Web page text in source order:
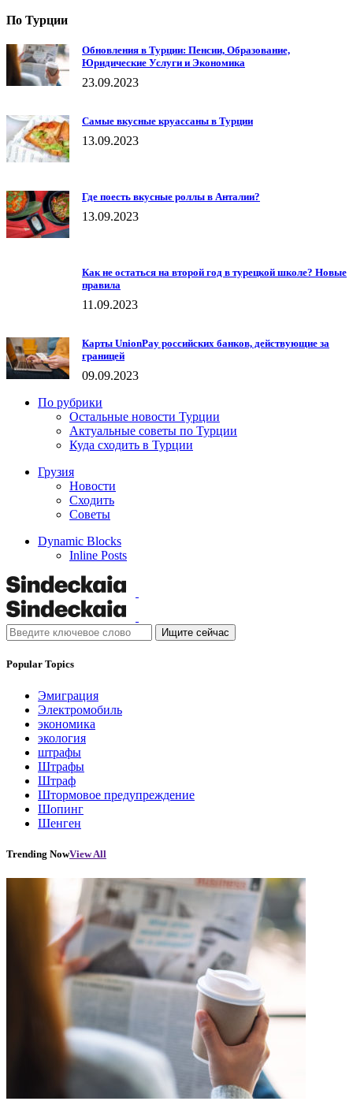
По Турции
Обновления в Турции: Пенсии, Образование,
Юридические Услуги и Экономика
23.09.2023
Самые вкусные круассаны в Турции
13.09.2023
Где поесть вкусные роллы в Анталии?
13.09.2023
Как не остаться на второй год в турецкой школе? Новые
правила
11.09.2023
Карты UnionPay российских банков, действующие за
границей
09.09.2023
По рубрики
Остальные новости Турции
Актуальные советы по Турции
Куда сходить в Турции
Грузия
Новости
Сходить
Советы
Dynamic Blocks
Inline Posts
Ищите сейчас
Popular Topics
Эмиграция
Электромобиль
экономика
экология
штрафы
Штрафы
Штраф
Штормовое предупреждение
Шопинг
Шенген
Trending NowView All